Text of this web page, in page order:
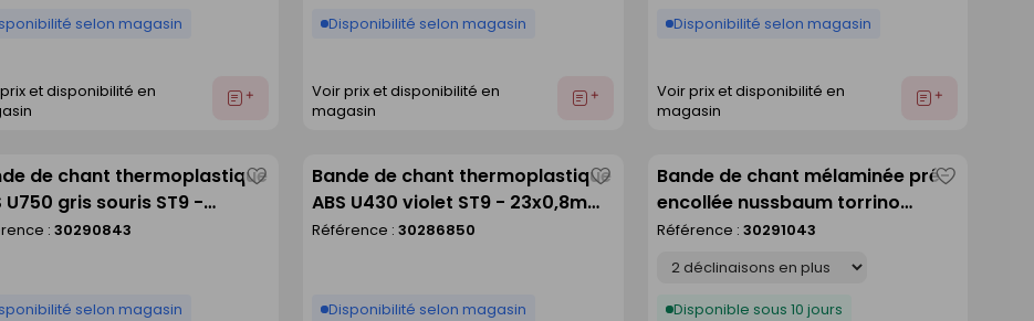
selon magasin
et disponibilité en
Ajouter
de 75m
Disponibilité selon magasin
Voir prix et disponibilité en
magasin
Ajouter
Disponibilité selon magasin
Voir prix et disponibilité en
magasin
Ajouter
de chant thermoplastique
U750 gris souris ST9 -
rouleau de 75m
: 30290843
selon magasin
Enregistrer
comme
Bande de chant thermoplastique
ABS U430 violet ST9 - 23x0,8mm
rouleau de 75m
Référence : 30286850
Disponibilité selon magasin
Enregistrer
comme
Bande de chant mélaminée pré-
encollée nussbaum torrino
NU7331 (SEV) - 650 x 44 mm
Référence : 30291043
Disponible sous 10 jours